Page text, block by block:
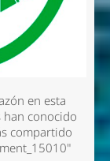
en esta
han conocido
compartido